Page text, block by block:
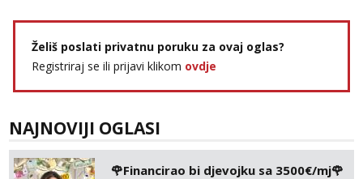
tel:0,93€ - mob:1,12€ min
Anđela
Čekam tvoj poziv!
tel:0,93€ - mob:1,12€ min
Želiš poslati privatnu poruku za ovaj oglas?
Registriraj se ili prijavi klikom ovdje
NAJNOVIJI OGLASI
🌹Financirao bi djevojku sa 3500€/mj🌹